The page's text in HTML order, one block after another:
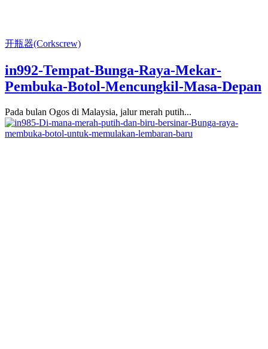
开瓶器(Corkscrew)
in992-Tempat-Bunga-Raya-Mekar-
Pembuka-Botol-Mencungkil-Masa-Depan
Pada bulan Ogos di Malaysia, jalur merah putih...